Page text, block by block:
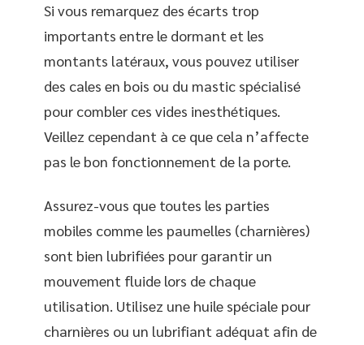
Si vous remarquez des écarts trop
importants entre le dormant et les
montants latéraux, vous pouvez utiliser
des cales en bois ou du mastic spécialisé
pour combler ces vides inesthétiques.
Veillez cependant à ce que cela n’affecte
pas le bon fonctionnement de la porte.
Assurez-vous que toutes les parties
mobiles comme les paumelles (charnières)
sont bien lubrifiées pour garantir un
mouvement fluide lors de chaque
utilisation. Utilisez une huile spéciale pour
charnières ou un lubrifiant adéquat afin de